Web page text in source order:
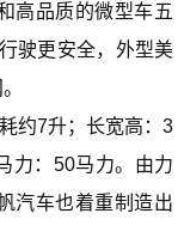
高品质的微型车五
驶更安全，外型美
约7升；长宽高：3
力：50马力。由力
汽车也着重制造出